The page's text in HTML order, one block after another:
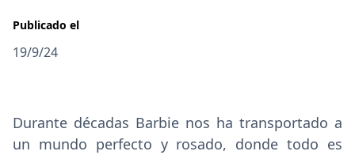
Publicado el
19/9/24
Durante décadas Barbie nos ha transportado a
un mundo perfecto y rosado, donde todo es